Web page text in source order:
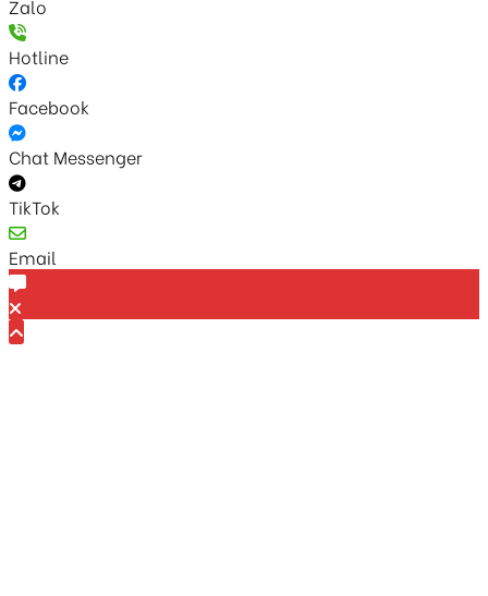
Zalo
Hotline
Facebook
Chat Messenger
TikTok
Email